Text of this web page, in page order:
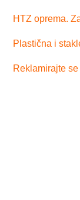
HTZ oprema.
Plastična i
Reklamirajte